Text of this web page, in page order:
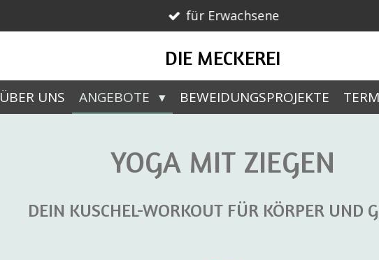
für Erwachsene
DIE MECKEREI
ÜBER UNS ANGEBOTE BEWEIDUNGSPROJEKTE
YOGA MIT ZIEGEN
DEIN KUSCHEL-WORKOUT FÜR KÖRPER UND